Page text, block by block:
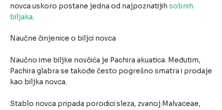
novca uskoro postane jedna od najpoznatijih sobnih
biljaka.
Naučne činjenice o biljci novca
Naučno ime biljke novčića je Pachira akuatica. Međutim,
Pachira glabra se takođe često pogrešno smatra i prodaje
kao biljka novca.
Stablo novca pripada porodici sleza, zvanoj Malvaceae,